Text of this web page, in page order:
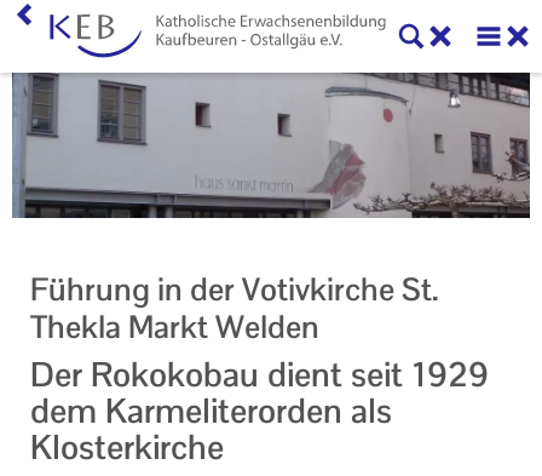
Führung in der Votivkirche St.
Thekla Markt Welden
Der Rokokobau dient seit 1929
dem Karmeliterorden als
Klosterkirche
Home
KEB Kaufbeuren
Willkommen
Mitglieder der KEB Kaufbeuren - Ostallgäu
Referenten
Veranstaltungen
Online-Veranstaltungen